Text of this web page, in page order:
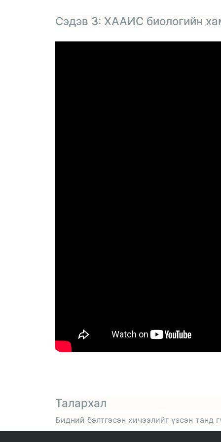
Сэдэв 3: ХААИС биологийн
Талархал
Бидний бэлтгэсэн хичээлийг үзсэн танд